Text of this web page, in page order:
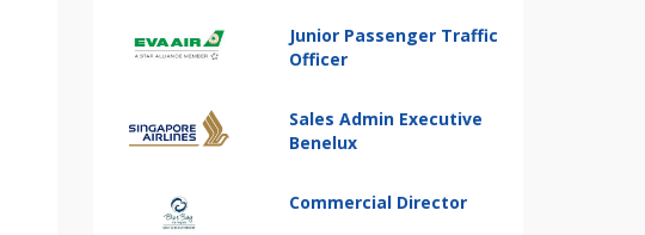
Junior Passenger Traffic
Officer
Sales Admin Executive
Benelux
Commercial Director